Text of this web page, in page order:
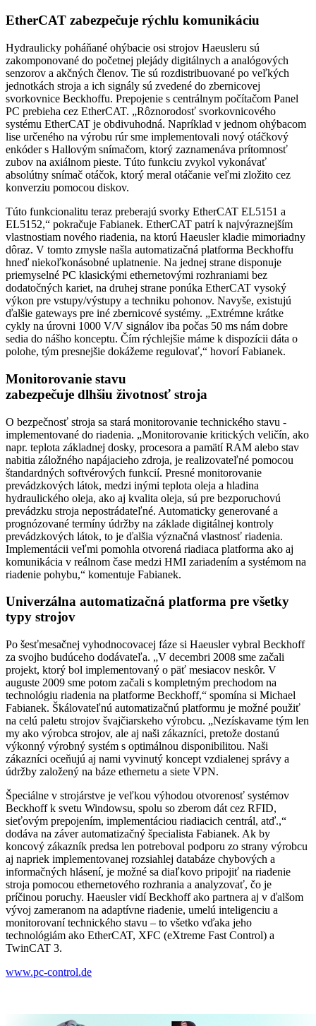
EtherCAT zabezpečuje rýchlu komunikáciu
Hydraulicky poháňané ohýbacie osi strojov Haeusleru sú
zakomponované do početnej plejády digitálnych a analógových
senzorov a akčných členov. Tie sú rozdistribuované po veľkých
jednotkách stroja a ich signály sú zvedené do zbernicovej
svorkovnice Beckhoffu. Prepojenie s centrálnym počítačom Panel
PC prebieha cez EtherCAT. „Rôznorodosť svorkovnicového
systému EtherCAT je obdivuhodná. Napríklad v jednom ohýbacom
lise určeného na výrobu rúr sme implementovali nový otáčkový
enkóder s Hallovým snímačom, ktorý zaznamenáva prítomnosť
zubov na axiálnom pieste. Túto funkciu zvykol vykonávať
absolútny snímač otáčok, ktorý meral otáčanie veľmi zložito cez
konverziu pomocou diskov.
Túto funkcionalitu teraz preberajú svorky EtherCAT EL5151 a
EL5152,“ pokračuje Fabianek. EtherCAT patrí k najvýraznejším
vlastnostiam nového riadenia, na ktorú Haeusler kladie mimoriadny
dôraz. V tomto zmysle ­našla automatizačná platforma Beckhoffu
hneď niekoľkonásobné uplatnenie. Na jednej strane disponuje
priemyselné PC klasickými ethernetovými rozhraniami bez
dodatočných kariet, na druhej strane ponúka EtherCAT vysoký
výkon pre vstupy/výstupy a techniku pohonov. Navyše, existujú
ďalšie gateways pre iné zbernicové systémy. „Extrémne krátke
cykly na úrovni 1000 V/V signálov iba počas 50 ms nám dobre
sedia do nášho konceptu. Čím rýchlejšie máme k dispozícii dáta o
polohe, tým presnejšie dokážeme regulovať,“ hovorí Fabianek.
Monitorovanie stavu
zabezpečuje dlhšiu životnosť stroja
O bezpečnosť stroja sa stará monitorovanie technického stavu ­
implementované do riadenia. „Monitorovanie kritických veličín, ako
napr. teplota základnej dosky, procesora a pamätí RAM alebo stav
nabitia záložného napájacieho zdroja, je realizovateľné pomocou
štandardných softvérových funkcií. Presné monitorovanie
prevádzkových látok, medzi inými teplota oleja a hladina
hydraulického oleja, ako aj kvalita oleja, sú pre bezporuchovú
prevádzku stroja nepostrádateľné. Automaticky generované a
prognózované termíny údržby na základe digitálnej kontroly
prevádzkových látok, to je ďalšia význačná vlastnosť riadenia.
Implementácii veľmi pomohla otvorená riadiaca platforma ako aj
komunikácia v reálnom čase medzi HMI zariadením a systémom na
riadenie pohybu,“ komentuje Fabianek.
Univerzálna automatizačná platforma pre všetky
typy strojov
Po šesťmesačnej vyhodnocovacej fáze si Haeusler vybral Beckhoff
za svojho budúceho dodávateľa. „V decembri 2008 sme začali
projekt, ktorý bol implementovaný o päť mesiacov neskôr. V
auguste 2009 sme potom začali s kompletným prechodom na
technológiu riadenia na platforme Beckhoff,“ spomína si Michael
Fabianek. Škálovateľnú automatizačnú platformu je možné použiť
na celú ­paletu strojov švajčiarskeho výrobcu. „Nezískavame tým len
my ako výrobca strojov, ale aj naši zákazníci, pretože dostanú
výkonný ­výrobný systém s optimálnou disponibilitou. Naši
zákazníci oceňujú aj nami vyvinutý koncept vzdialenej správy a
údržby založený na báze ethernetu a siete VPN.
Špeciálne v strojárstve je veľkou výhodou otvorenosť systémov
Beckhoff k svetu Windowsu, spolu so zberom dát cez RFID,
sieťovým prepojením, implementáciou riadiacich centrál, atď.,“
dodáva na záver automatizačný špecialista Fabianek. Ak by
koncový zákazník predsa len potreboval podporu zo strany výrobcu
aj napriek implementovanej rozsiahlej databáze chybových a
informačných hlásení, je možné sa diaľkovo pripojiť na riadenie
stroja pomocou ethernetového rozhrania a analyzovať, čo je
príčinou poruchy. Haeusler vidí Beckhoff ako partnera aj v ďalšom
vývoj zameranom na adaptívne riadenie, umelú inteligenciu a
monitorovaní technického stavu – to všetko vďaka jeho
technológiám ako EtherCAT, XFC (eXtreme Fast Control) a
TwinCAT 3.
www.pc-control.de